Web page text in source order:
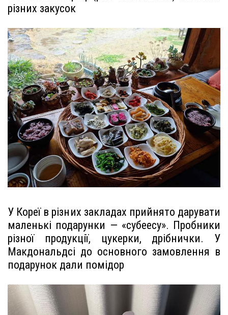
різних закусок
У Кореї в різних закладах прийнято дарувати
маленькі подарунки — «субеесу». Пробники
різної продукції, цукерки, дрібнички. У
Макдональдсі до основного замовлення в
подарунок дали помідор